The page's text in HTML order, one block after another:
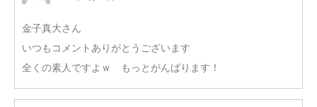
金子真大さん
いつもコメントありがとうございます
全くの素人ですよｗ もっとがんばります！